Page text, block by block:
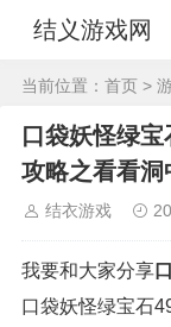
结义游戏网
当前位置： 首页 >
口袋妖怪绿
攻略之看看洞
结衣游戏
我要和大家分享
口袋妖怪绿宝石